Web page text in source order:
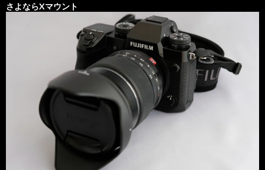
さよならXマウント